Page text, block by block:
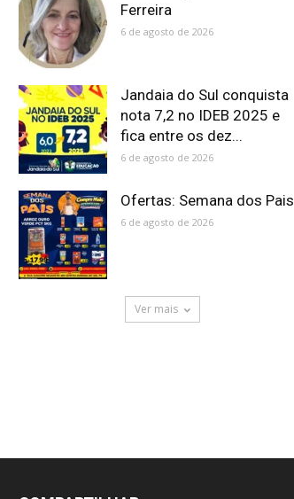
Ferreira
6 de agosto de 2026
Jandaia do Sul conquista
nota 7,2 no IDEB 2025 e
fica entre os dez...
6 de agosto de 2026
Ofertas: Semana dos Pais
6 de agosto de 2026
Ver mais